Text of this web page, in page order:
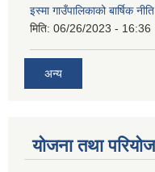
इस्मा गाउँपालिकाको बार्षिक
मिति: 06/26/2023 - 16:36
अन्य
योजना तथा